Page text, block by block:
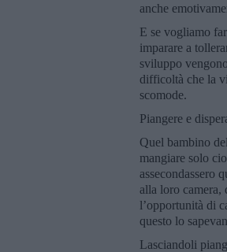
anche
E se vogliamo
imparare a
sviluppo
difficoltà che la
scomode.
Piangere e
Quel bambino
mangiare solo
assecondassero
alla loro camera,
l’opportunità di
questo lo
Lasciandoli